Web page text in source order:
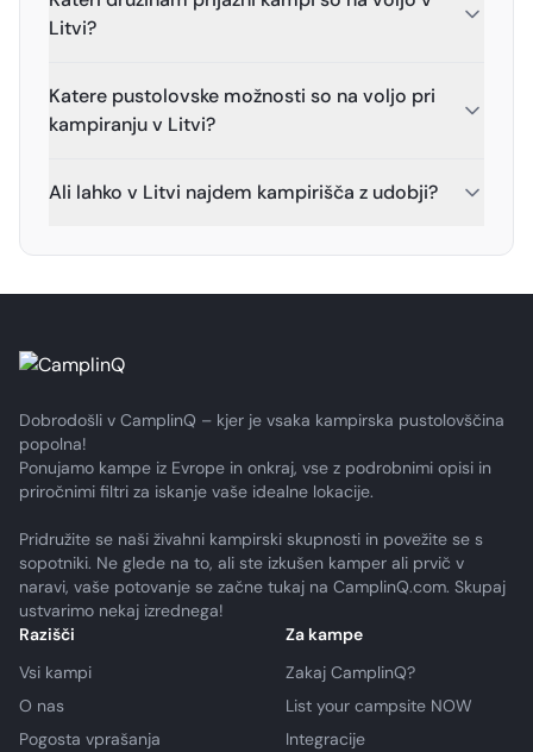
Litvi?
Katere pustolovske možnosti so na voljo pri
kampiranju v Litvi?
Ali lahko v Litvi najdem kampirišča z udobji?
Dobrodošli v CamplinQ – kjer je vsaka kampirska pustolovščina
popolna!
Ponujamo kampe iz Evrope in onkraj, vse z podrobnimi opisi in
priročnimi filtri za iskanje vaše idealne lokacije.
Pridružite se naši živahni kampirski skupnosti in povežite se s
sopotniki. Ne glede na to, ali ste izkušen kamper ali prvič v
naravi, vaše potovanje se začne tukaj na CamplinQ.com. Skupaj
ustvarimo nekaj izrednega!
Razišči
Vsi kampi
O nas
Pogosta vprašanja
Za kampe
Zakaj CamplinQ?
List your campsite NOW
Integracije